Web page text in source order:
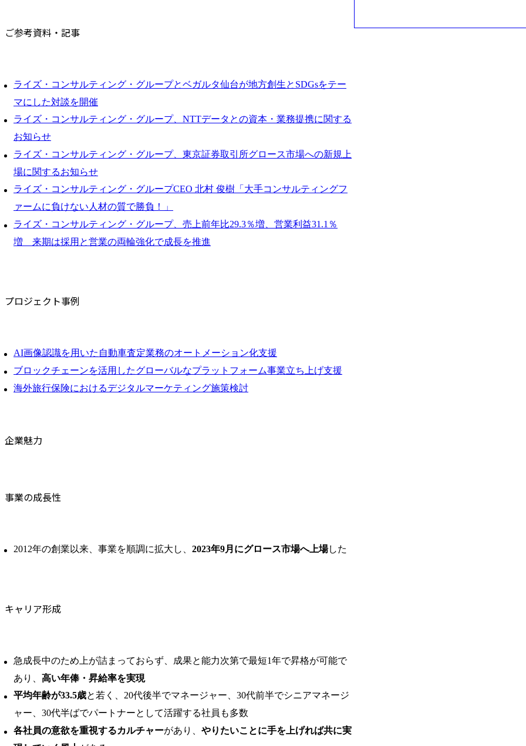
ご参考資料・記事
ライズ・コンサルティング・グループとベガルタ仙台が地方創生とSDGsをテー
マにした対談を開催
ライズ・コンサルティング・グループ、NTTデータとの資本・業務提携に関する
お知らせ
ライズ・コンサルティング・グループ、東京証券取引所グロース市場への新規上
場に関するお知らせ
ライズ・コンサルティング・グループCEO 北村 俊樹「大手コンサルティングフ
ァームに負けない人材の質で勝負！」
ライズ・コンサルティング・グループ、売上前年比29.3％増、営業利益31.1％
増 来期は採用と営業の両輪強化で成長を推進
プロジェクト事例
AI画像認識を用いた自動車査定業務のオートメーション化支援
ブロックチェーンを活用したグローバルなプラットフォーム事業立ち上げ支援
海外旅行保険におけるデジタルマーケティング施策検討
企業魅力
事業の成長性
2012年の創業以来、事業を順調に拡大し、 2023年9月にグロース市場へ上場した
キャリア形成
急成長中のため上が詰まっておらず、成果と能力次第で最短1年で昇格が可能で
あり、 高い年俸・昇給率を実現
平均年齢が33.5歳と若く、20代後半でマネージャー、30代前半でシニアマネージ
ャー、30代半ばでパートナーとして活躍する社員も多数
各社員の意欲を重視するカルチャーがあり、 やりたいことに手を上げれば共に実
と同水準以上の報酬制度であり、ファ
基本 強く「個人」の成⾧を重視するカ
考) https://www.dirbato.co.jp/service/
bation.html) 大手総合系コンサルティン